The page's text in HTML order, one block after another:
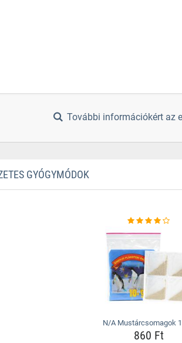
További információkért az
GYÓGYMÓDOK
N/A Mustárcsomagok
860 Ft